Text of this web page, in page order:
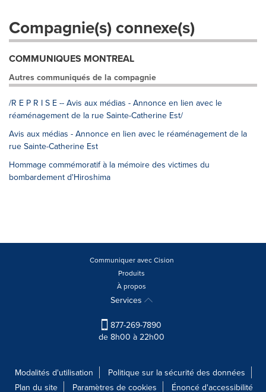
Compagnie(s) connexe(s)
COMMUNIQUES MONTREAL
Autres communiqués de la compagnie
/R E P R I S E -- Avis aux médias - Annonce en lien avec le
réaménagement de la rue Sainte-Catherine Est/
Avis aux médias - Annonce en lien avec le réaménagement de la
rue Sainte-Catherine Est
Hommage commémoratif à la mémoire des victimes du
bombardement d'Hiroshima
Communiquer avec Cision
Produits
À propos
Services
877-269-7890
de 8h00 à 22h00
Modalités d'utilisation
Politique sur la sécurité des données
Plan du site
Paramètres de cookies Énoncé d'accessibilité